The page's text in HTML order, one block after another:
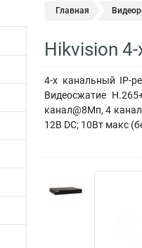
Главная
Hikvision
4-х канальный IP-
Видеосжатие
канал@8Мп, 4
12В DC; 10Вт макс